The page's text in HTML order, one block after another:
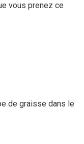
vous prenez ce
de graisse dans le